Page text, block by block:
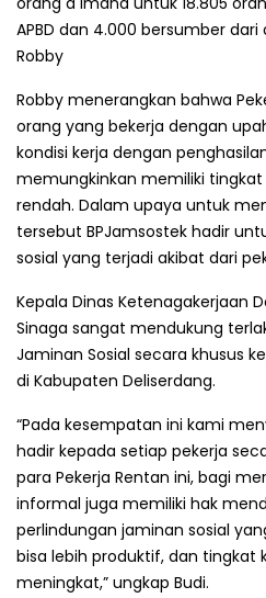
APBD dan 4.000 bersumber dari
Robby
Robby menerangkan bahwa
orang yang bekerja dengan
kondisi kerja dengan
memungkinkan memiliki
rendah. Dalam upaya untuk
tersebut BPJamsostek hadir
sosial yang terjadi akibat dari
Kepala Dinas Ketenagakerjaan
Sinaga sangat mendukung
Jaminan Sosial secara khusus
di Kabupaten Deliserdang.
“Pada kesempatan ini kami
hadir kepada setiap pekerja
para Pekerja Rentan ini, bagi
informal juga memiliki hak
perlindungan jaminan sosial
bisa lebih produktif, dan tingkat
meningkat,” ungkap Budi.